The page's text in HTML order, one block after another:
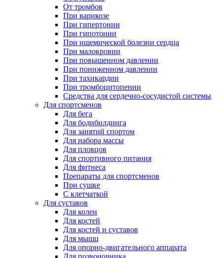
От тромбов
При варикозе
При гипертонии
При гипотонии
При ишемической болезни сердца
При малокровии
При повышенном давлении
При пониженном давлении
При тахикардии
При тромбоцитопении
Средства для сердечно-сосудистой системы
Для спортсменов
Для бега
Для бодибилдинга
Для занятий спортом
Для набора массы
Для пловцов
Для спортивного питания
Для фитнеса
Препараты для спортсменов
При сушке
С клетчаткой
Для суставов
Для колен
Для костей
Для костей и суставов
Для мышц
Для опорно-двигательного аппарата
Для позвоночника